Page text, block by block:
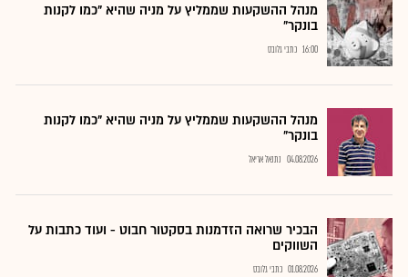
מנהל ההשקעות שממליץ על מניה שהיא "כמו לקנות
בונקר"
16:00 כתבי גלובס
מנהל ההשקעות שממליץ על מניה שהיא "כמו לקנות
בונקר"
04.08.2026 נתנאל אריאל
הבכיר שרואה הזדמנות בסקטור חבוט - ועוד כתבות על
השווקים
01.08.2026 כתבי גלובס